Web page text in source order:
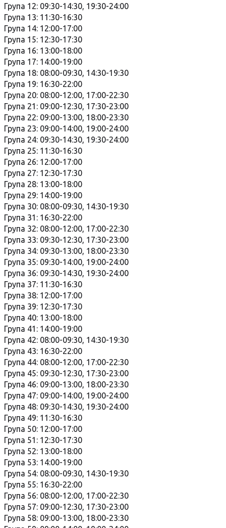
Група 12: 09:30-14:30, 19:30-24:00
Група 13: 11:30-16:30
Група 14: 12:00-17:00
Група 15: 12:30-17:30
Група 16: 13:00-18:00
Група 17: 14:00-19:00
Група 18: 08:00-09:30, 14:30-19:30
Група 19: 16:30-22:00
Група 20: 08:00-12:00, 17:00-22:30
Група 21: 09:00-12:30, 17:30-23:00
Група 22: 09:00-13:00, 18:00-23:30
Група 23: 09:00-14:00, 19:00-24:00
Група 24: 09:30-14:30, 19:30-24:00
Група 25: 11:30-16:30
Група 26: 12:00-17:00
Група 27: 12:30-17:30
Група 28: 13:00-18:00
Група 29: 14:00-19:00
Група 30: 08:00-09:30, 14:30-19:30
Група 31: 16:30-22:00
Група 32: 08:00-12:00, 17:00-22:30
Група 33: 09:30-12:30, 17:30-23:00
Група 34: 09:30-13:00, 18:00-23:30
Група 35: 09:30-14:00, 19:00-24:00
Група 36: 09:30-14:30, 19:30-24:00
Група 37: 11:30-16:30
Група 38: 12:00-17:00
Група 39: 12:30-17:30
Група 40: 13:00-18:00
Група 41: 14:00-19:00
Група 42: 08:00-09:30, 14:30-19:30
Група 43: 16:30-22:00
Група 44: 08:00-12:00, 17:00-22:30
Група 45: 09:30-12:30, 17:30-23:00
Група 46: 09:00-13:00, 18:00-23:30
Група 47: 09:00-14:00, 19:00-24:00
Група 48: 09:30-14:30, 19:30-24:00
Група 49: 11:30-16:30
Група 50: 12:00-17:00
Група 51: 12:30-17:30
Група 52: 13:00-18:00
Група 53: 14:00-19:00
Група 54: 08:00-09:30, 14:30-19:30
Група 55: 16:30-22:00
Група 56: 08:00-12:00, 17:00-22:30
Група 57: 09:00-12:30, 17:30-23:00
Група 58: 09:00-13:00, 18:00-23:30